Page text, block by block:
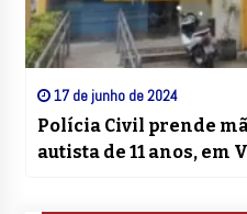
17 de junho de 2024
Polícia Civil prende
autista de 11 anos, em